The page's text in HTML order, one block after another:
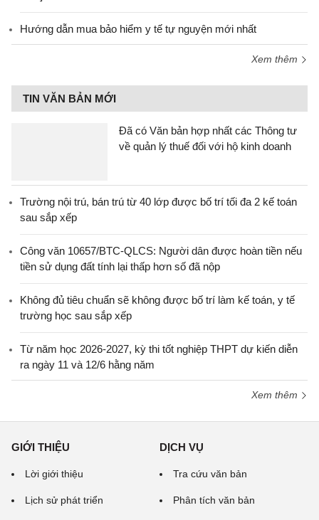
Hướng dẫn mua bảo hiểm y tế tự nguyện mới nhất
Xem thêm
TIN VĂN BẢN MỚI
Đã có Văn bản hợp nhất các Thông tư
về quản lý thuế đối với hộ kinh doanh
Trường nội trú, bán trú từ 40 lớp được bố trí tối đa 2 kế toán
sau sắp xếp
Công văn 10657/BTC-QLCS: Người dân được hoàn tiền nếu
tiền sử dụng đất tính lại thấp hơn số đã nộp
Không đủ tiêu chuẩn sẽ không được bố trí làm kế toán, y tế
trường học sau sắp xếp
Từ năm học 2026-2027, kỳ thi tốt nghiệp THPT dự kiến diễn
ra ngày 11 và 12/6 hằng năm
Xem thêm
GIỚI THIỆU
Lời giới thiệu
Lịch sử phát triển
DỊCH VỤ
Tra cứu văn bản
Phân tích văn bản